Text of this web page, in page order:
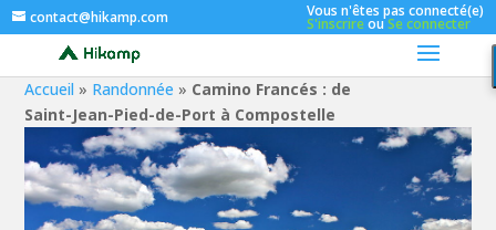
contact@hikamp.com Vous n'êtes pas connecté(e)
S'inscrireouSe connecter
Accueil » Randonnée » Camino Francés : de
Saint-Jean-Pied-de-Port à Compostelle